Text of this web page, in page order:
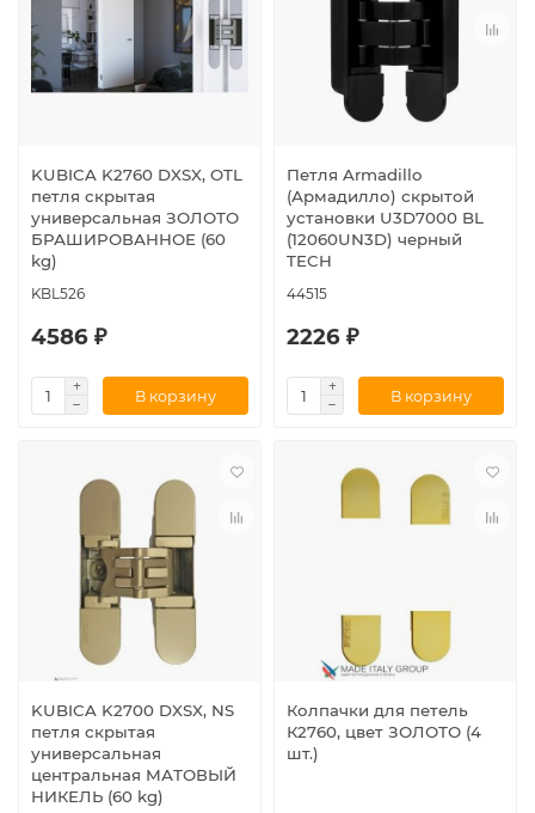
KUBICA K2760 DXSX, OTL
петля скрытая
универсальная ЗОЛОТО
БРАШИРОВАННОЕ (60
kg)
KBL526
4586 ₽
В корзину
Петля Armadillo
(Армадилло) скрытой
установки U3D7000 BL
(12060UN3D) черный
TECH
44515
2226 ₽
В корзину
KUBICA K2700 DXSX, NS
петля скрытая
универсальная
центральная МАТОВЫЙ
НИКЕЛЬ (60 kg)
Колпачки для петель
К2760, цвет ЗОЛОТО (4
шт.)